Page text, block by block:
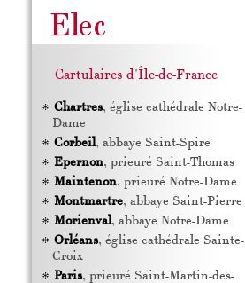
Cartulaires d'Île-de-France
Chartres, église cathédrale Notre-
Dame
Corbeil, abbaye Saint-Spire
Epernon, prieuré Saint-Thomas
Maintenon, prieuré Notre-Dame
Montmartre, abbaye Saint-Pierre
Morienval, abbaye Notre-Dame
Orléans, église cathédrale Sainte-
Croix
Paris, prieuré Saint-Martin-des-